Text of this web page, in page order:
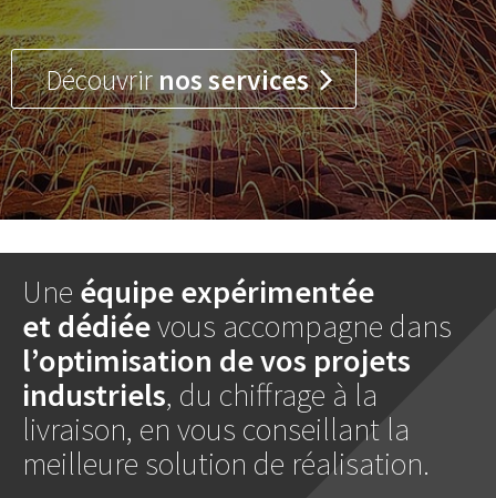
Découvrir nos services
Une équipe expérimentée
et dédiéevous accompagne dans
l’optimisation de vos projets
industriels, du chiffrage à la
livraison, en vous conseillant la
meilleure solution de réalisation.